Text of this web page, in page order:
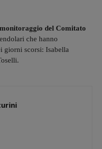
del Comitato
che hanno
giorni scorsi: Isabella